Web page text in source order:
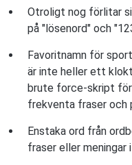
Otroligt nog förlitar
på "lösenord" och
Favoritnamn för
är inte heller ett
brute force-skript
frekventa fraser och
Enstaka ord från
fraser eller meningar